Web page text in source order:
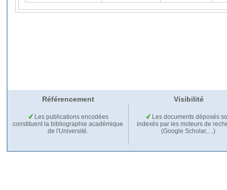
Référencement Visibilité
Les publications encodées
constituent la bibliographie académique
de l'Université.
Les documents déposés
indexés par les moteurs de
(Google Scholar,…).